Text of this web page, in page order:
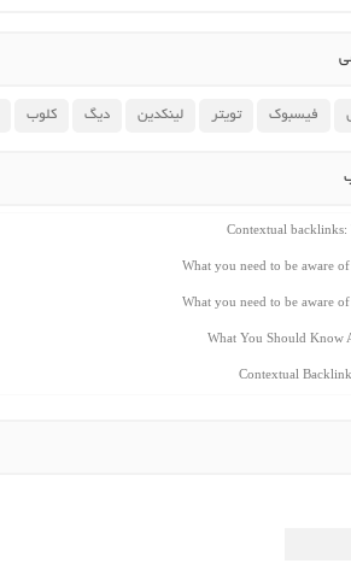
فیسبوک تویتر لینکدین دیگ کلوب
Contextual
What you need to be aware
What you need to be aware
What You Should Know
Contextual